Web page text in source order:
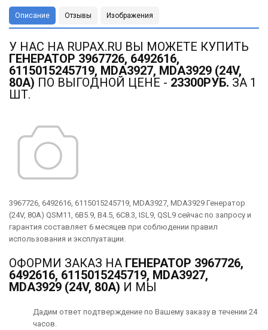
Описание Отзывы Изображения
У НАС НА RUPAX.RU ВЫ МОЖЕТЕ КУПИТЬ
ГЕНЕРАТОР 3967726, 6492616,
6115015245719, MDA3927, MDA3929 (24V,
80A) ПО ВЫГОДНОЙ ЦЕНЕ - 23300РУБ. ЗА 1
ШТ.
3967726, 6492616, 6115015245719, MDA3927, MDA3929 Генератор
(24V, 80A) QSM11, 6B5.9, B4.5, 6C8.3, ISL9, QSL9 сейчас по запросу и
гарантия составляет 6 месяцев при соблюдении правил
использования и эксплуатации.
ОФОРМИ ЗАКАЗ НА ГЕНЕРАТОР 3967726,
6492616, 6115015245719, MDA3927,
MDA3929 (24V, 80A) И МЫ
Дадим ответ подтверждение по Вашему заказу в течении 24
часов.